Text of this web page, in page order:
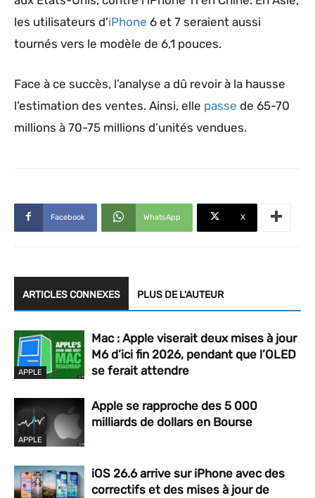
les utilisateurs d’iPhone 6 et 7 seraient aussi
tournés vers le modèle de 6,1 pouces.
Face à ce succès, l’analyse a dû revoir à la hausse
l’estimation des ventes. Ainsi, elle passe de 65-70
millions à 70-75 millions d’unités vendues.
Facebook WhatsApp X
ARTICLES CONNEXES PLUS DE L'AUTEUR
APPLE
Mac : Apple viserait deux mises à jour
M6 d’ici fin 2026, pendant que l’OLED
se ferait attendre
APPLE
Apple se rapproche des 5 000
milliards de dollars en Bourse
iOS 26.6 arrive sur iPhone avec des
correctifs et des mises à jour de